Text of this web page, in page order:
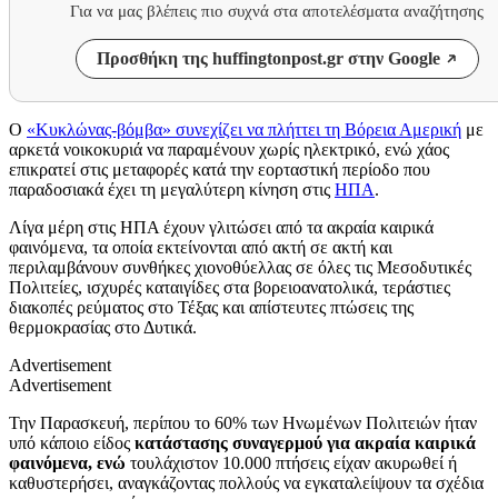
Για να μας βλέπεις πιο συχνά στα αποτελέσματα αναζήτησης
Προσθήκη της huffingtonpost.gr στην Google
O «Κυκλώνας-βόμβα» συνεχίζει να πλήττει τη Βόρεια Αμερική με
αρκετά νοικοκυριά να παραμένουν χωρίς ηλεκτρικό, ενώ χάος
επικρατεί στις μεταφορές κατά την εορταστική περίοδο που
παραδοσιακά έχει τη μεγαλύτερη κίνηση στις ΗΠΑ.
Λίγα μέρη στις ΗΠΑ έχουν γλιτώσει από τα ακραία καιρικά
φαινόμενα, τα οποία εκτείνονται από ακτή σε ακτή και
περιλαμβάνουν συνθήκες χιονοθύελλας σε όλες τις Μεσοδυτικές
Πολιτείες, ισχυρές καταιγίδες στα βορειοανατολικά, τεράστιες
διακοπές ρεύματος στο Τέξας και απίστευτες πτώσεις της
θερμοκρασίας στο Δυτικά.
Advertisement
Advertisement
Την Παρασκευή, περίπου το 60% των Ηνωμένων Πολιτειών ήταν
υπό κάποιο είδος κατάστασης συναγερμού για ακραία καιρικά
φαινόμενα, ενώ τουλάχιστον 10.000 πτήσεις είχαν ακυρωθεί ή
καθυστερήσει, αναγκάζοντας πολλούς να εγκαταλείψουν τα σχέδια